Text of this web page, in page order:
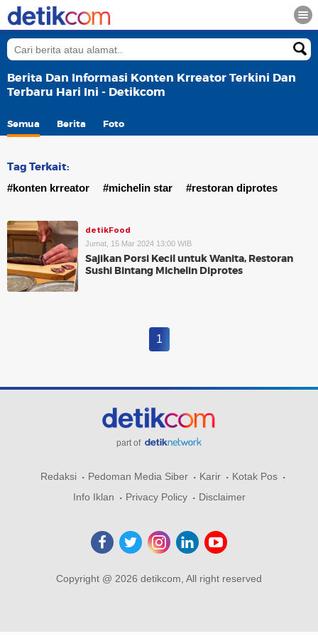
Berita Dan Informasi Konten Krreator Terkini Dan
Terbaru Hari Ini - Detikcom
Semua Berita Foto
Tag Terkait:
#konten krreator #michelin star #restoran diprotes
detikFood
Jumat, 15 Mar 2024 13:00 WIB
Sajikan Porsi Kecil untuk Wanita, Restoran
Sushi Bintang Michelin Diprotes
1
part of
Redaksi Pedoman Media Siber Karir
Kotak Pos
Info Iklan
Privacy Policy Disclaimer
Copyright @ 2026 detikcom, All right reserved